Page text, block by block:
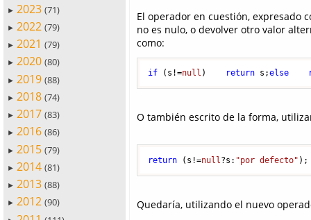
► 2023 (71)
► 2022 (79)
► 2021 (79)
► 2020 (80)
► 2019 (88)
► 2018 (74)
► 2017 (83)
► 2016 (86)
► 2015 (79)
► 2014 (81)
► 2013 (88)
► 2012 (90)
El operador en cuestión, expresado
no es nulo, o devolver otro valor
como:
if (s!=null ) return s;else
O también escrito de la forma,
return (s!=null?s: "por defecto"
Quedaría, utilizando el nuevo